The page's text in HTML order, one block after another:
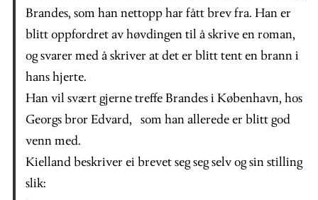
Brandes, som han nettopp har fått brev fra. Han er
blitt oppfordret av høvdingen til å skrive en roman,
og svarer med å skriver at det er blitt tent en brann i
hans hjerte.
Han vil svært gjerne treffe Brandes i København, hos
Georgs bror Edvard, som han allerede er blitt god
venn med.
Kielland beskriver ei brevet seg seg selv og sin stilling
slik: